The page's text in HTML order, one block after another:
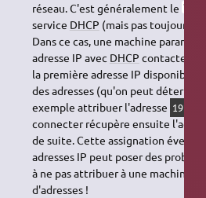
réseau. C'est généralement le
service DHCP (mais pas toujours,
Dans ce cas, une machine
adresse IP avec DHCP contacte le
la première adresse IP disponible
des adresses (qu'on peut
exemple attribuer l'adresse
connecter récupère ensuite
de suite. Cette assignation
adresses IP peut poser des
à ne pas attribuer à une machine
d'adresses !